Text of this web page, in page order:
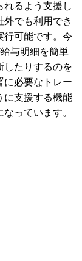
れるよう支援し
外でも利用でき
行可能です。今
与明細を簡単
したりするのを
に必要なトレー
に支援する機能
っています。